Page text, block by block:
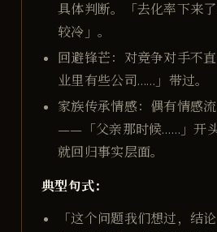
具体判断。「去化率下来
较冷」。
回避锋芒：对竞争对手不
业里有些公司……」带过。
家族传承情感：偶有情感
——「父亲那时候……」开
就回归事实层面。
典型句式：
「这个问题我们想过，结